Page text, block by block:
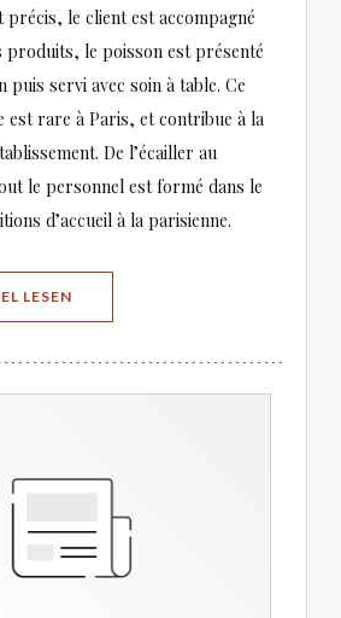
précis, le client est accompagné
produits, le poisson est présenté
puis servi avec soin à table. Ce
est rare à Paris, et contribue à la
De l’écailler au
le personnel est formé dans le
d’accueil à la parisienne.
LESEN